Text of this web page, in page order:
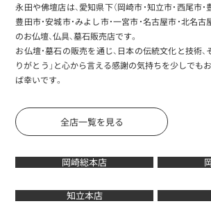
永田や佛壇店は、愛知県下（岡崎市・知立市・西尾市・
豊田市・安城市・みよし市・一宮市・名古屋市・北名古
のお仏壇、仏具、墓石販売店です。
お仏壇・墓石の販売を通じ、日本の伝統文化と技術
りがとう」と心から言える感謝の気持ちを少しでも
ば幸いです。
全店一覧を見る
岡崎総本店
知立本店